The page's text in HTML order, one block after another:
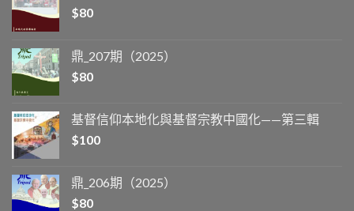
$80
鼎_207期（2025）
$80
基督信仰本地化與基督宗教中國化——第三輯
$100
鼎_206期（2025）
$80